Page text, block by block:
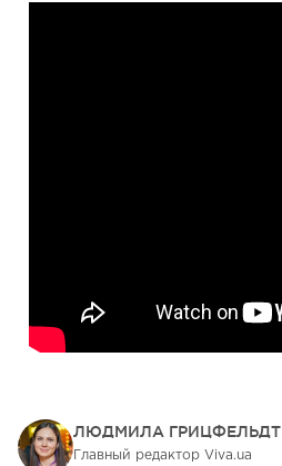
ЛЮДМИЛА ГРИЦФЕЛЬДТ
Главный редактор Viva.ua